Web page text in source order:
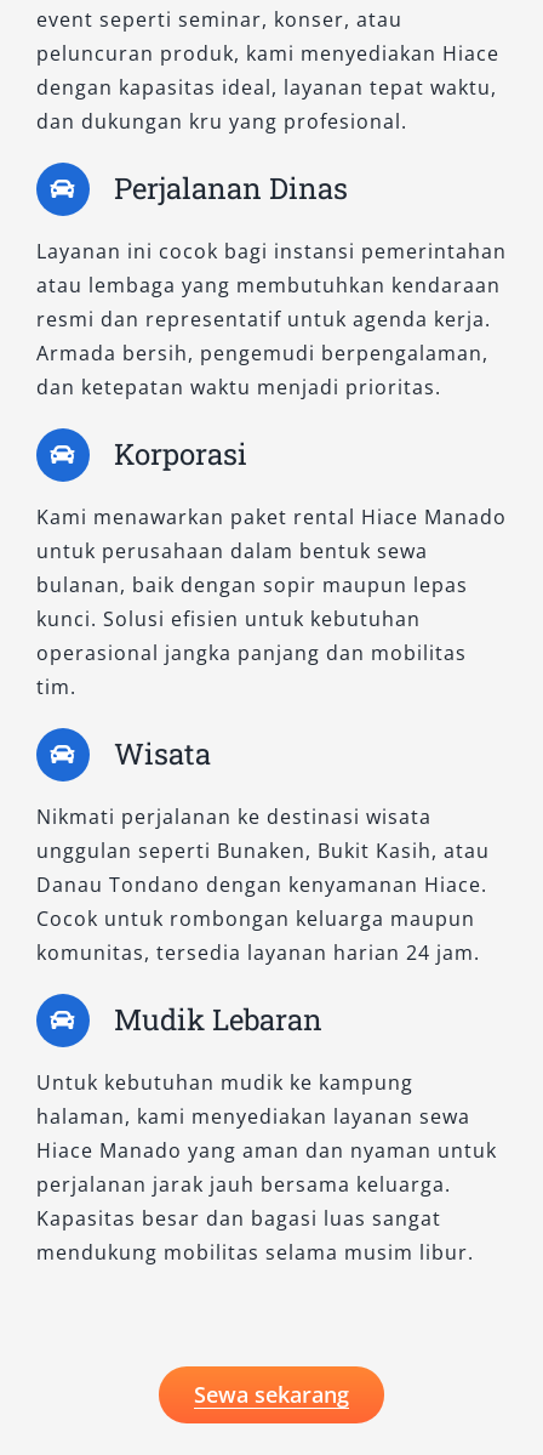
Hubungi kami sekarang dan sesuaikan
kebutuhan perjalanan Anda dengan tipe Hiace
yang paling tepat. Temukan layanan terdekat,
harga bersaing, dan fasilitas lengkap hanya di
event seperti seminar, konser, atau
peluncuran produk, kami menyediakan Hiace
dengan kapasitas ideal, layanan tepat waktu,
dan dukungan kru yang profesional.
Perjalanan Dinas
Layanan ini cocok bagi instansi pemerintahan
atau lembaga yang membutuhkan kendaraan
resmi dan representatif untuk agenda kerja.
Armada bersih, pengemudi berpengalaman,
dan ketepatan waktu menjadi prioritas.
Korporasi
Kami menawarkan paket rental Hiace Manado
untuk perusahaan dalam bentuk sewa
bulanan, baik dengan sopir maupun lepas
kunci. Solusi efisien untuk kebutuhan
operasional jangka panjang dan mobilitas
tim.
Wisata
Nikmati perjalanan ke destinasi wisata
unggulan seperti Bunaken, Bukit Kasih, atau
Danau Tondano dengan kenyamanan Hiace.
Cocok untuk rombongan keluarga maupun
komunitas, tersedia layanan harian 24 jam.
Mudik Lebaran
Untuk kebutuhan mudik ke kampung
halaman, kami menyediakan layanan sewa
Hiace Manado yang aman dan nyaman untuk
perjalanan jarak jauh bersama keluarga.
Kapasitas besar dan bagasi luas sangat
mendukung mobilitas selama musim libur.
Sewa sekarang